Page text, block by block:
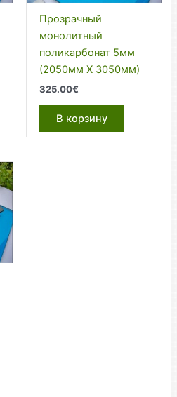
Прозрачный
монолитный
поликарбонат 5мм
(2050мм Х 3050мм)
325.00€
В корзину